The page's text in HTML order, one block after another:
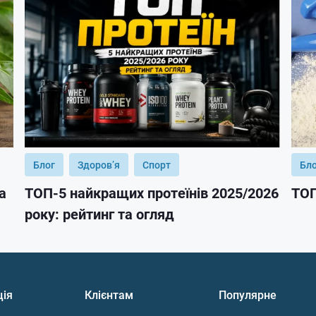
Блог Здоров’я Спорт
ТОП-5 найкращих протеїнів 2025/2026
року: рейтинг та огляд
Клієнтам Популярне